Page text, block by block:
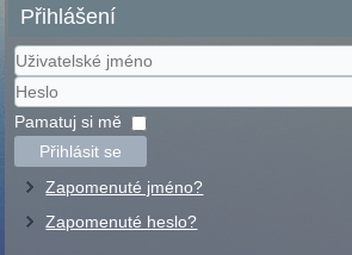
Přihlášení
Uživatelské
jméno
Heslo
Pamatuj si mě
Přihlásit se
Zapomenuté jméno?
Zapomenuté heslo?